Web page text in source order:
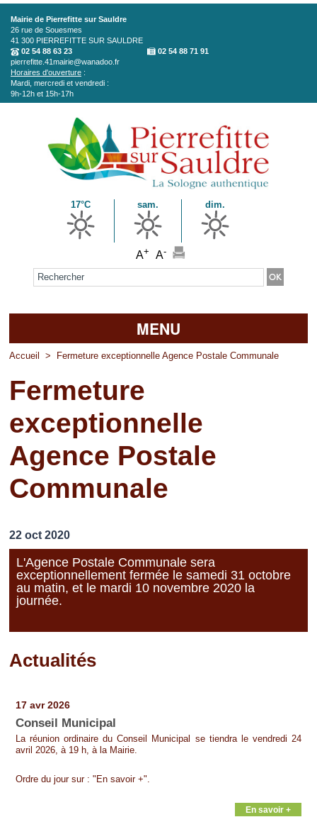
Aller au contenu principal
Mairie de Pierrefitte sur Sauldre
26 rue de Souesmes
41 300 PIERREFITTE SUR SAULDRE
02 54 88 63 23
02 54 88 71 91
pierrefitte.41mairie@wanadoo.fr
Horaires d'ouverture :
Mardi, mercredi et vendredi :
9h-12h et 15h-17h
17°C sam. dim.
A+ A-
Formulaire de recherche
MENU
Accueil
La mairie
Découvrir Pierrefitte
Vie pratique
Vos professionnels
Accueil > Fermeture exceptionnelle Agence Postale Communale
Fermeture
exceptionnelle
Agence Postale
Communale
22 oct 2020
L'Agence Postale Communale sera
exceptionnellement fermée le samedi 31 octobre
au matin, et le mardi 10 novembre 2020 la
journée.
Actualités
17 avr 2026
Conseil Municipal
La réunion ordinaire du Conseil Municipal se tiendra le vendredi 24
avril 2026, à 19 h, à la Mairie.
Ordre du jour sur : "En savoir +".
En savoir +
Pages